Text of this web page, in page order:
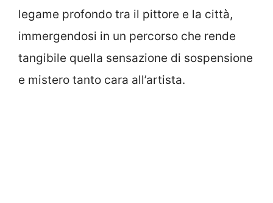
legame profondo tra il pittore e la città,
immergendosi in un percorso che rende
tangibile quella sensazione di sospensione
e mistero tanto cara all’artista.